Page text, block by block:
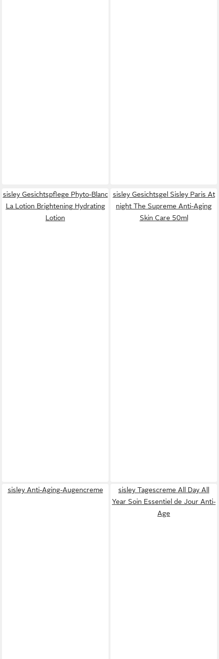
sisley Gesichtspflege Phyto-Blanc
La Lotion Brightening Hydrating
Lotion
sisley Gesichtsgel Sisley Paris At
night The Supreme Anti-Aging
Skin Care 50ml
sisley Anti-Aging-Augencreme
sisley Tagescreme All Day All
Year Soin Essentiel de Jour Anti-
Age